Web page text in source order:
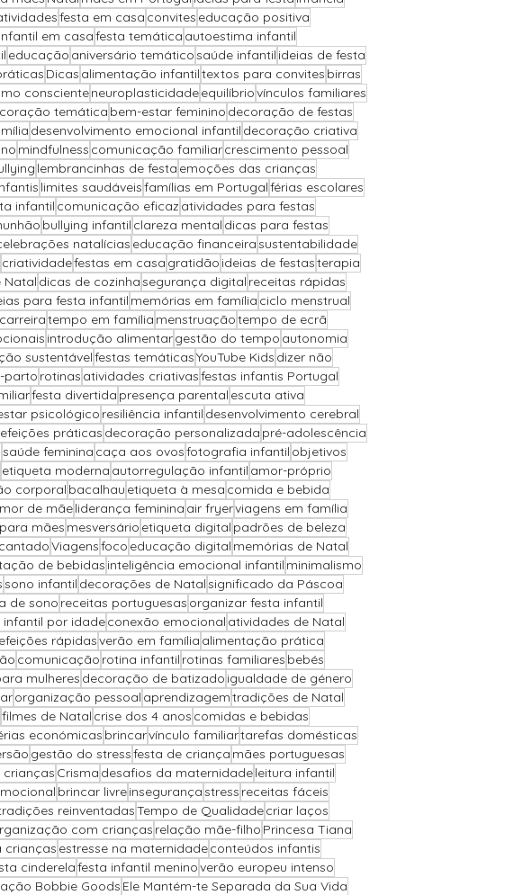
festa em casa convites educação positiva
em casafesta temática autoestima infantil
educação aniversário temáticosaúde infantil ideias de festa
Dicas alimentação infantiltextos para convites birras
conscienteneuroplasticidadeequilíbriovínculos familiares
temática bem-estar feminino decoração de festas
desenvolvimento emocional infantil decoração criativa
mindfulness comunicação familiarcrescimento pessoal
lembrancinhas de festa emoções das crianças
limites saudáveisfamílias em Portugalférias escolares
infantil comunicação eficaz atividades para festas
bullying infantil clareza mental dicas para festas
natalícias educação financeirasustentabilidade
criatividadefestas em casa gratidão ideias de festasterapia
Natal dicas de cozinhasegurança digital receitas rápidas
para festa infantil memórias em família ciclo menstrual
carreiratempo em família menstruaçãotempo de ecrã
introdução alimentargestão do tempo autonomia
sustentávelfestas temáticasYouTube Kids dizer não
parto rotinas atividades criativasfestas infantis Portugal
festa divertida presença parental escuta ativa
psicológico resiliência infantil desenvolvimento cerebral
práticas decoração personalizada pré-adolescência
saúde feminina caça aos ovosfotografia infantil objetivos
etiqueta moderna autorregulação infantil amor-próprio
corporal bacalhau etiqueta à mesa comida e bebida
de mãeliderança feminina air fryerviagens em família
mães mesversário etiqueta digital padrões de beleza
Viagensfoco educação digital memórias de Natal
de bebidas inteligência emocional infantil minimalismo
sono infantil decorações de Natalsignificado da Páscoa
de sono receitas portuguesas organizar festa infantil
infantil por idadeconexão emocional atividades de Natal
rápidasverão em família alimentação prática
comunicação rotina infantil rotinas familiares bebés
mulheres decoração de batizado igualdade de género
organização pessoal aprendizagemtradições de Natal
filmes de Natal crise dos 4 anos comidas e bebidas
económicas brincarvínculo familiartarefas domésticas
gestão do stressfesta de criança mães portuguesas
Crisma desafios da maternidadeleitura infantil
brincar livreinsegurançastress receitas fáceis
reinventadasTempo de Qualidadecriar laços
com crianças relação mãe-filho Princesa Tiana
crianças estresse na maternidadeconteúdos infantis
cinderelafesta infantil meninoverão europeu intenso
Bobbie Goods Ele Mantém-te Separada da Sua Vida